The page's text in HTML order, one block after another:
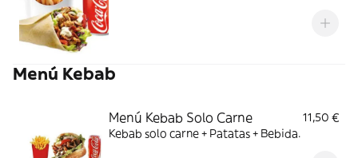
Menú Kebab
Menú Kebab Solo Carne
11,50 €
Kebab solo carne + Patatas + Bebida.